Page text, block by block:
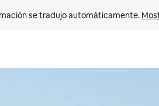
se tradujo automáticamente.